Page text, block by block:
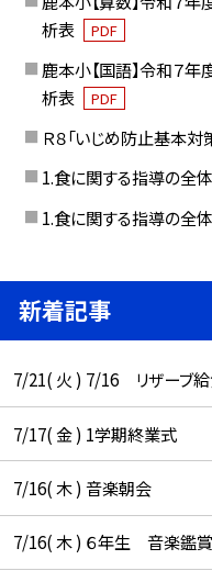
析表
PDF
鹿本小【国語】令和７
析表
PDF
Ｒ８「いじめ防止基本対
1.食に関する指導の全
1.食に関する指導の全
新着記事
7/21( 火 ) 7/16 リザーブ給
7/17( 金 ) 1学期終業式
7/16( 木 ) 音楽朝会
7/16( 木 ) ６年生 音楽鑑